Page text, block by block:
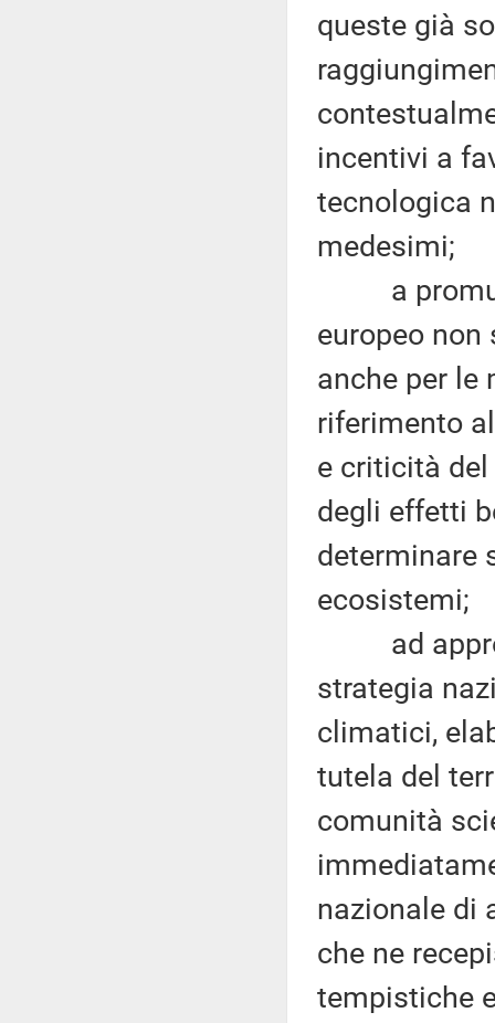
queste già
incentivi a
tecnologica
medesimi;
a
europeo
anche per le
riferimento
e criticità
degli effetti
determinare
ecosistemi;
ad
strategia
climatici,
tutela del
comunità
nazionale di
che ne
tempistiche